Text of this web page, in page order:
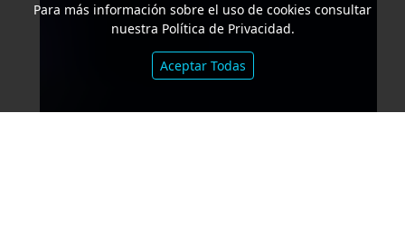
Para más información sobre el uso de cookies consultar
nuestra Política de Privacidad.
Aceptar Todas